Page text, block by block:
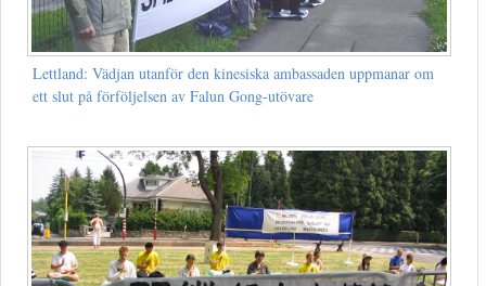
Lettland: Vädjan utanför den kinesiska ambassaden uppmanar om
ett slut på förföljelsen av Falun Gong-utövare